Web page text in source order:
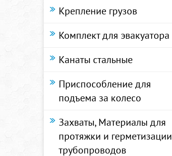
Крепление грузов
Комплект для эвакуатора
Канаты стальные
Приспособление для
подъема за колесо
Захваты, Материалы для
протяжки и герметизации
трубопроводов